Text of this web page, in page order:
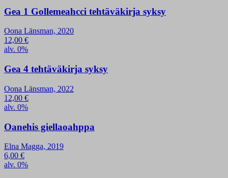
Gea 1 Gollemeahcci tehtäväkirja syksy
Oona Länsman, 2020
12,00 €
alv. 0%
Gea 4 tehtäväkirja syksy
Oona Länsman, 2022
12,00 €
alv. 0%
Oanehis giellaoahppa
Elna Magga, 2019
6,00 €
alv. 0%